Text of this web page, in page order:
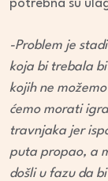
potrebna su
-Problem je
koja bi trebala
kojih ne
ćemo morati
travnjaka jer
puta propao, a
došli u fazu da